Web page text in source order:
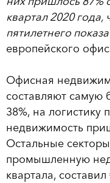
квартал 2020
пятилетнего
европейского
Офисная
составляют
38%, на логистику
недвижимость
Остальные
промышленную
квартала,